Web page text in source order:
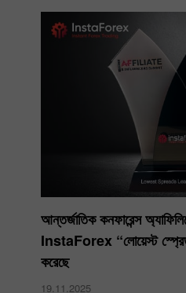
আন্তর্জাতিক কনফারেন্স
InstaForex “লোয়েস্ট
করেছে
19.11.2025